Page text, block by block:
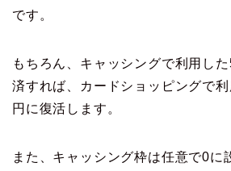
です。
もちろん、キャッシングで利用し
済すれば、カードショッピングで
円に復活します。
また、キャッシング枠は任意で0に